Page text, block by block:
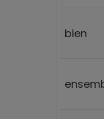
bien